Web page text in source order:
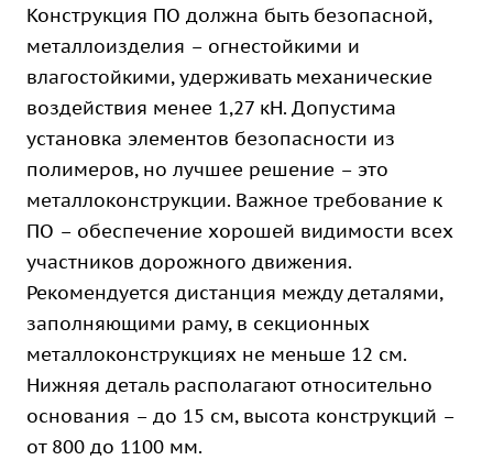
Конструкция ПО должна быть безопасной,
металлоизделия – огнестойкими и
влагостойкими, удерживать механические
воздействия менее 1,27 кН. Допустима
установка элементов безопасности из
полимеров, но лучшее решение – это
металлоконструкции. Важное требование к
ПО – обеспечение хорошей видимости всех
участников дорожного движения.
Рекомендуется дистанция между деталями,
заполняющими раму, в секционных
металлоконструкциях не меньше 12 см.
Нижняя деталь располагают относительно
основания – до 15 см, высота конструкций –
от 800 до 1100 мм.